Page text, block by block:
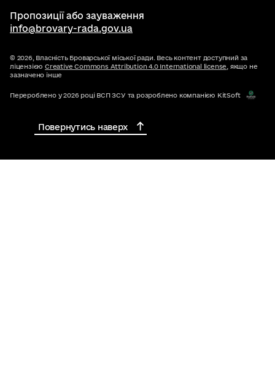
Пропозиції або зауваження
info@brovary-rada.gov.ua
© 2026, Власність Броварської міської ради. Весь контент доступний за
ліцензією Creative Commons Attribution 4.0 International license , якщо не
зазначено інше
Перероблено у 2026 році ВСП ЗСУ та розроблено компанією KitSoft
Повернутись наверх